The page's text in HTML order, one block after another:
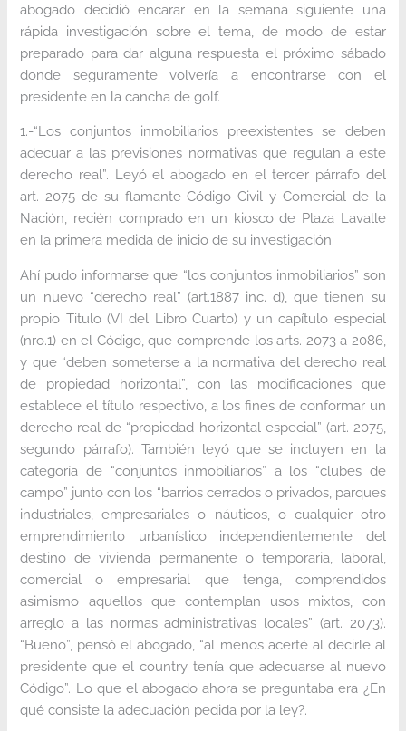
abogado decidió encarar en la semana siguiente una
rápida investigación sobre el tema, de modo de estar
preparado para dar alguna respuesta el próximo sábado
donde seguramente volvería a encontrarse con el
presidente en la cancha de golf.
1.-“Los conjuntos inmobiliarios preexistentes se deben
adecuar a las previsiones normativas que regulan a este
derecho real”. Leyó el abogado en el tercer párrafo del
art. 2075 de su flamante Código Civil y Comercial de la
Nación, recién comprado en un kiosco de Plaza Lavalle
en la primera medida de inicio de su investigación.
Ahí pudo informarse que “los conjuntos inmobiliarios” son
un nuevo “derecho real” (art.1887 inc. d), que tienen su
propio Titulo (VI del Libro Cuarto) y un capítulo especial
(nro.1) en el Código, que comprende los arts. 2073 a 2086,
y que “deben someterse a la normativa del derecho real
de propiedad horizontal”, con las modificaciones que
establece el título respectivo, a los fines de conformar un
derecho real de “propiedad horizontal especial” (art. 2075,
segundo párrafo). También leyó que se incluyen en la
categoría de “conjuntos inmobiliarios” a los “clubes de
campo” junto con los “barrios cerrados o privados, parques
industriales, empresariales o náuticos, o cualquier otro
emprendimiento urbanístico independientemente del
destino de vivienda permanente o temporaria, laboral,
comercial o empresarial que tenga, comprendidos
asimismo aquellos que contemplan usos mixtos, con
arreglo a las normas administrativas locales” (art. 2073).
“Bueno”, pensó el abogado, “al menos acerté al decirle al
presidente que el country tenía que adecuarse al nuevo
Código”. Lo que el abogado ahora se preguntaba era ¿En
qué consiste la adecuación pedida por la ley?.